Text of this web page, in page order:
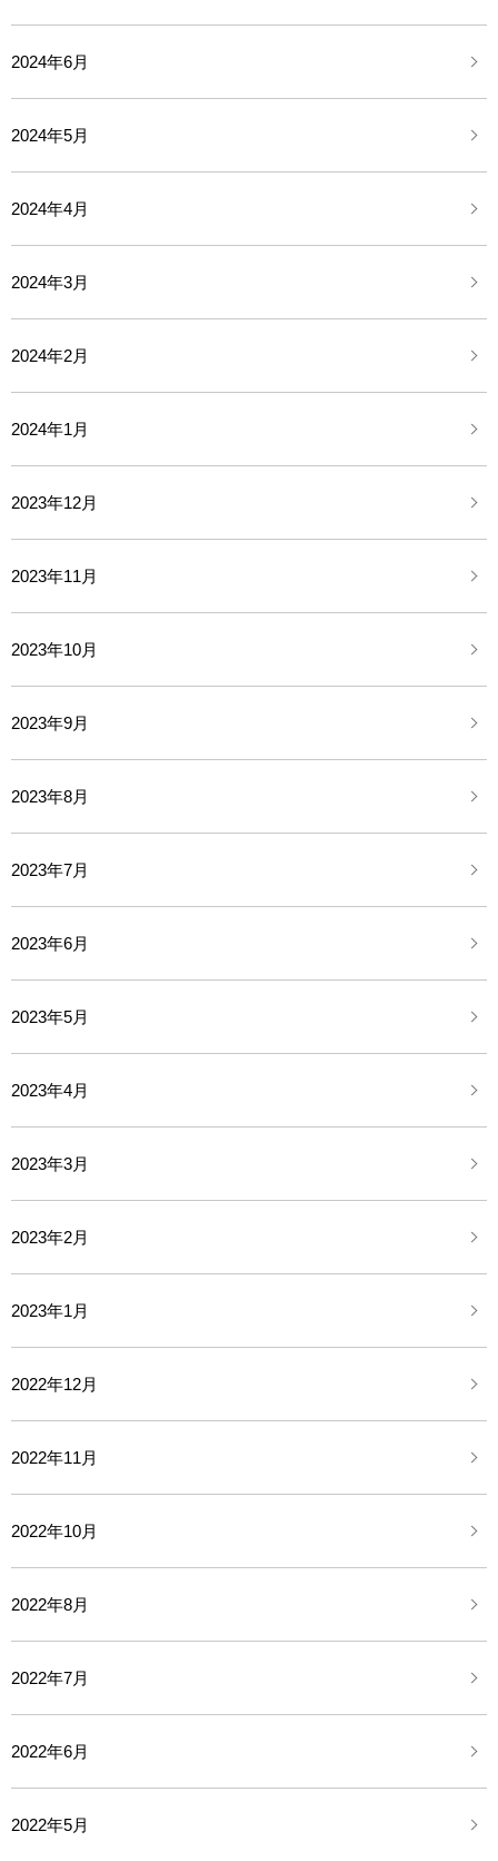
2024年6月
2024年5月
2024年4月
2024年3月
2024年2月
2024年1月
2023年12月
2023年11月
2023年10月
2023年9月
2023年8月
2023年7月
2023年6月
2023年5月
2023年4月
2023年3月
2023年2月
2023年1月
2022年12月
2022年11月
2022年10月
2022年8月
2022年7月
2022年6月
2022年5月